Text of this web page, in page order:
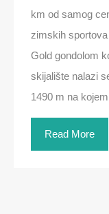
km od samog
zimskih
Gold gondolom
skijalište nalazi
1490 m na
Read More